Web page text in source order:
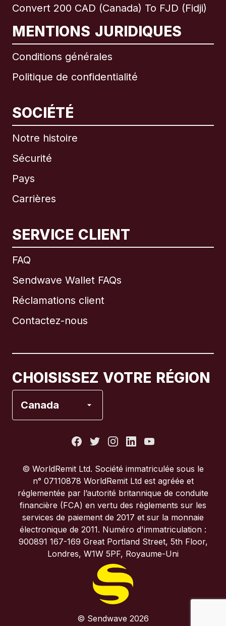
Convert 200 CAD (Canada) To FJD (Fidji)
MENTIONS JURIDIQUES
Conditions générales
Politique de confidentialité
SOCIÉTÉ
Notre histoire
Sécurité
Pays
Carrières
SERVICE CLIENT
FAQ
Sendwave Wallet FAQs
Réclamations client
Contactez-nous
CHOISISSEZ VOTRE RÉGION
Canada
International English
Brésil
Italie
Portugal
Royaume-Uni
© WorldRemit Ltd. Société immatriculée sous le
n° 07110878 WorldRemit Ltd est agréée et
réglementée par l’autorité britannique de conduite
financière (FCA) en vertu des règlements sur les
services de paiement de 2017 et sur la monnaie
électronique de 2011. Numéro d'immatriculation :
900891 167-169 Great Portland Street, 5th Floor,
Londres, W1W 5PF, Royaume-Uni
© Sendwave 2026